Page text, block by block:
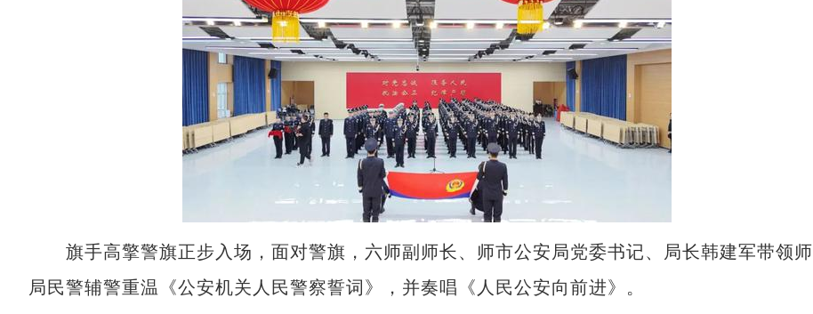
旗手高擎警旗正步入场，面对警旗，六师副师长、师市公安局党委书记、局长韩建军带领师
局民警辅警重温《公安机关人民警察誓词》，并奏唱《人民公安向前进》。